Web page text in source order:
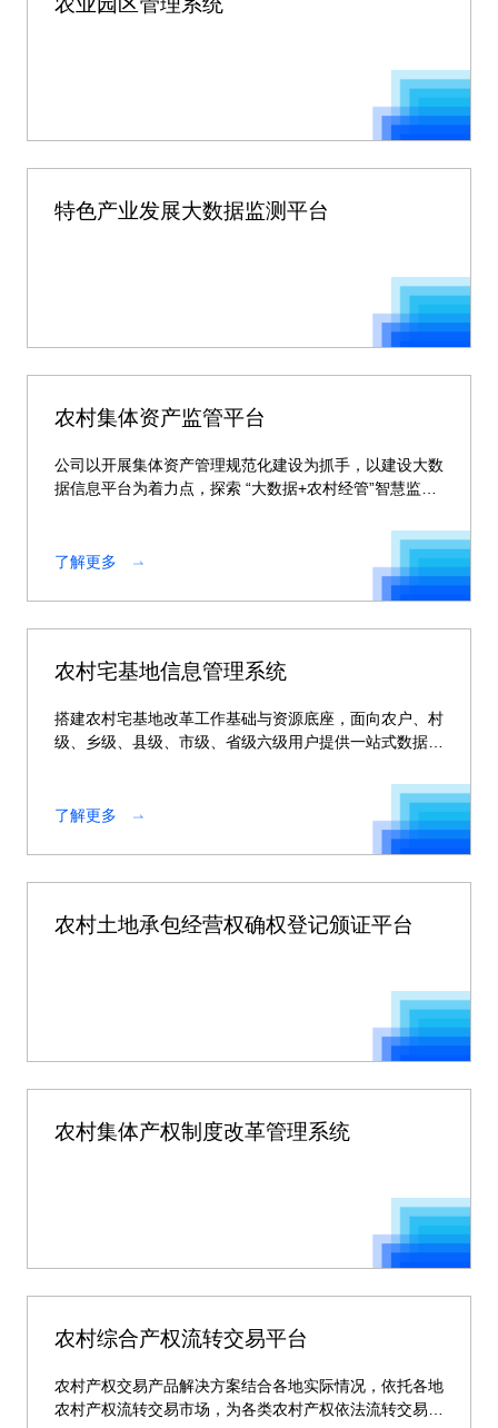
特色产业发展大数据监测平台
农村集体资产监管平台
公司以开展集体资产管理规范化建设为抓手，以建设大数
据信息平台为着力点，探索 “大数据+农村经管”智慧监管
了解更多
农村宅基地信息管理系统
搭建农村宅基地改革工作基础与资源底座，面向农户、村
级、乡级、县级、市级、省级六级用户提供一站式数据管
了解更多
农村土地承包经营权确权登记颁证平台
农村集体产权制度改革管理系统
农村综合产权流转交易平台
农村产权交易产品解决方案结合各地实际情况，依托各地
农村产权流转交易市场，为各类农村产权依法流转交易提